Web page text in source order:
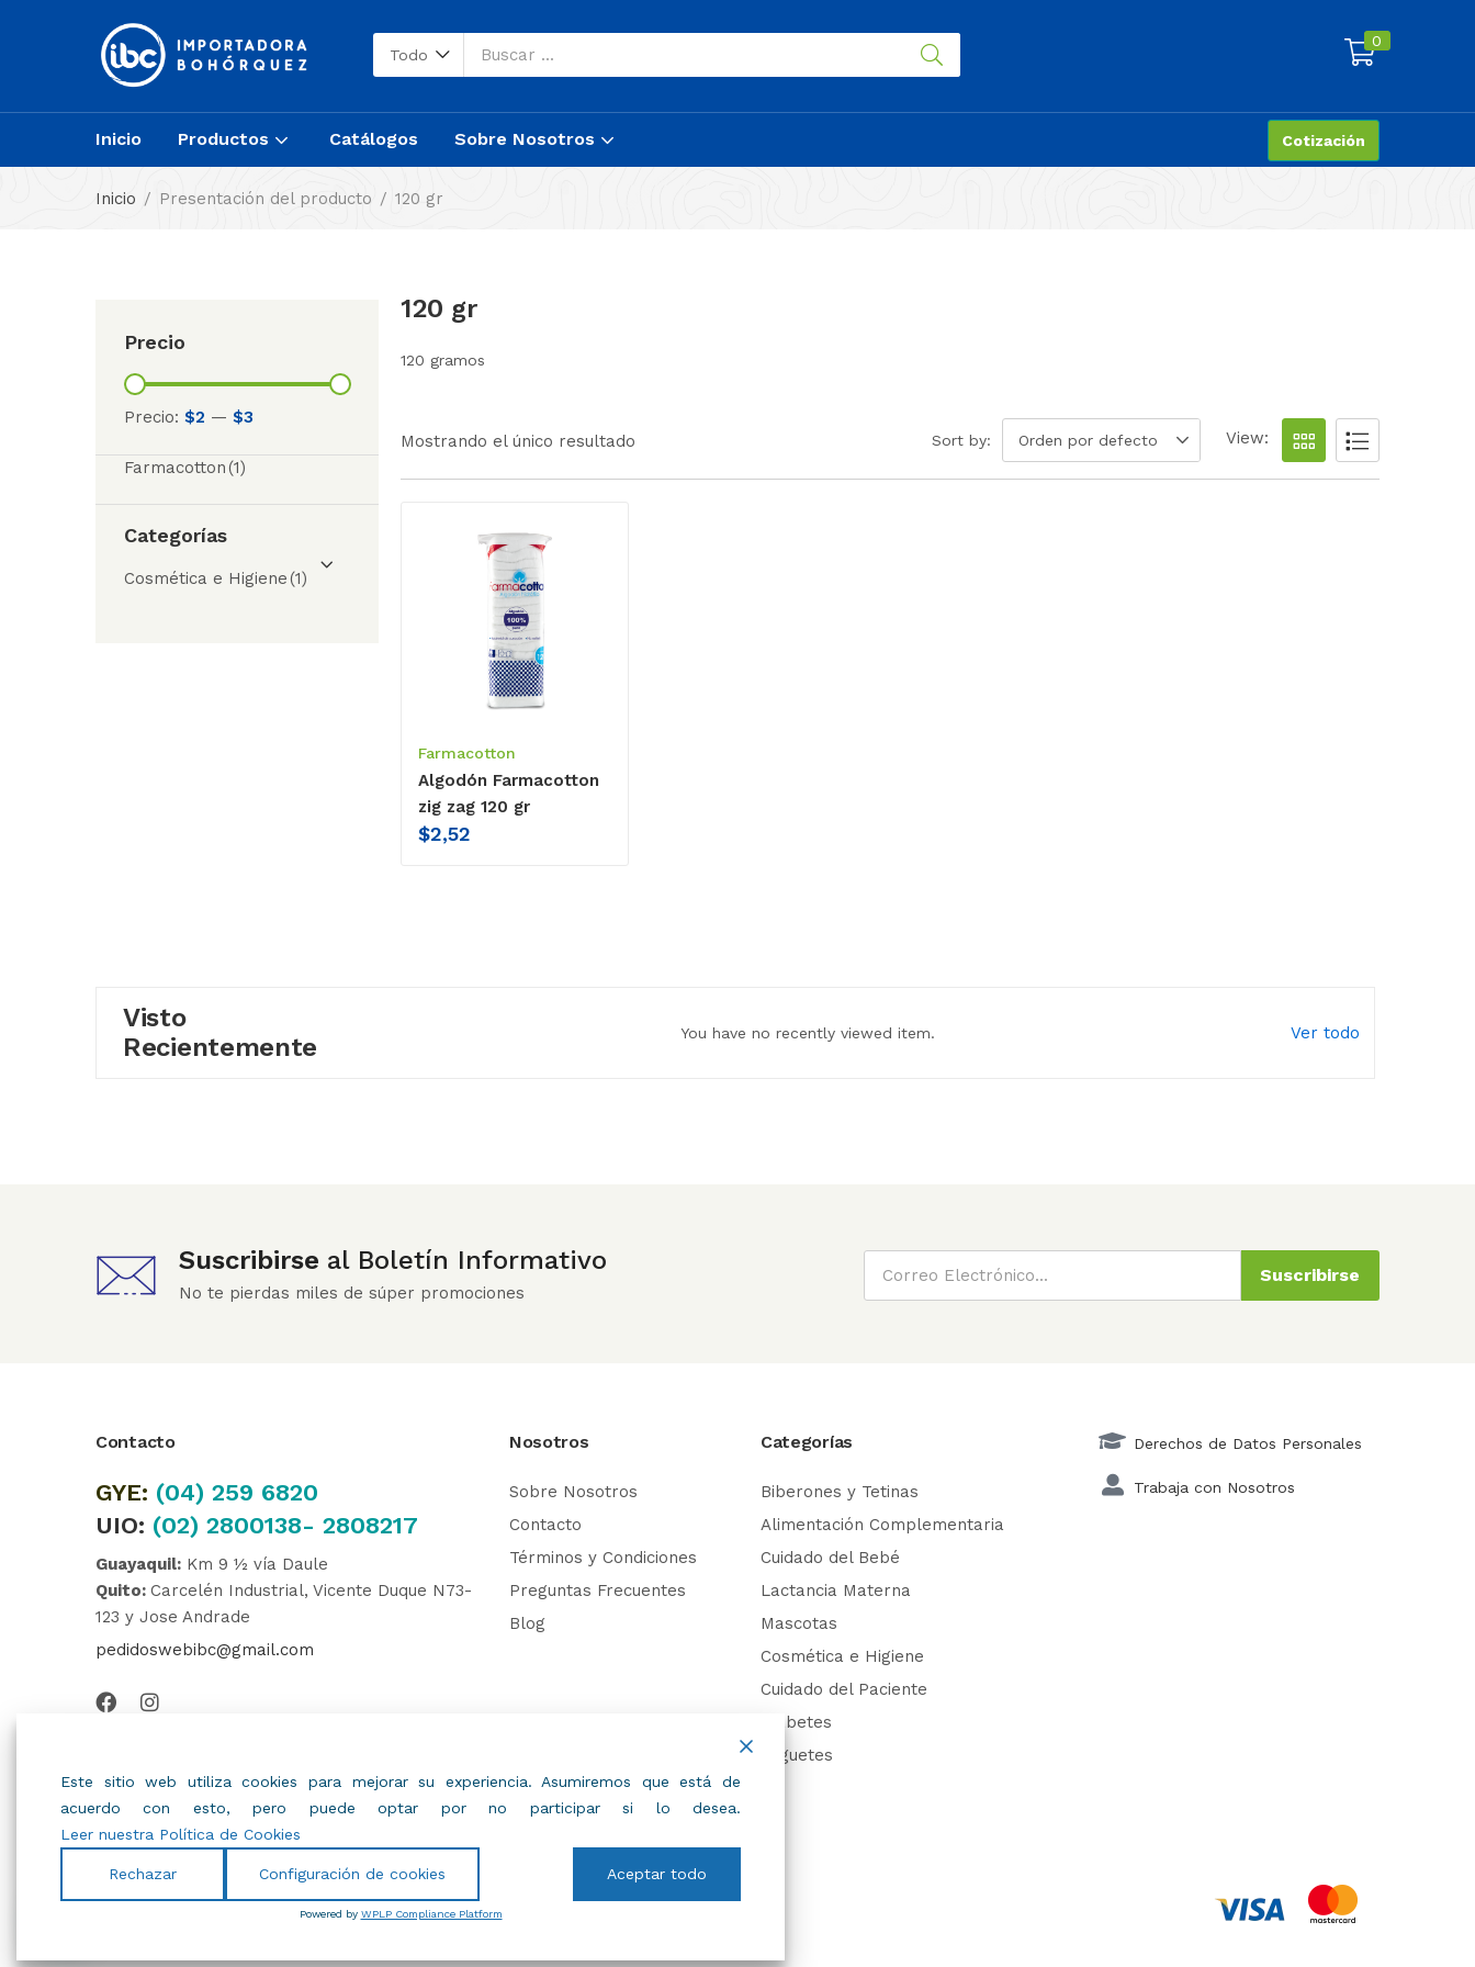
Todo
0
Inicio Productos Catálogos Sobre Nosotros Cotización
Inicio Presentación del producto 120 gr
Precio
Precio: $2 — $3
Farmacotton(1)
Categorías
Cosmética e Higiene(1)
120 gr
120 gramos
Mostrando el único resultado Sort by: Orden por defecto View:
Farmacotton
Algodón Farmacotton
zig zag 120 gr
$2,52
Visto
Recientemente
You have no recently viewed item. Ver todo
Suscribirse al Boletín Informativo
No te pierdas miles de súper promociones
Suscribirse
Contacto
GYE: (04) 259 6820
UIO: (02) 2800138- 2808217
Guayaquil: Km 9 ½ vía Daule
Quito: Carcelén Industrial, Vicente Duque N73-
123 y Jose Andrade
pedidoswebibc@gmail.com
Nosotros
Sobre Nosotros
Contacto
Términos y Condiciones
Preguntas Frecuentes
Blog
Categorías
Biberones y Tetinas
Alimentación Complementaria
Cuidado del Bebé
Lactancia Materna
Mascotas
Cosmética e Higiene
Cuidado del Paciente
Diabetes
Juguetes
Derechos de Datos Personales
Trabaja con Nosotros
Todos Los Derechos Reservados.
Este sitio web utiliza cookies para mejorar su experiencia. Asumiremos que está de
acuerdo con esto, pero puede optar por no participar si lo desea.
Leer nuestra Política de Cookies
Rechazar Configuración de cookies Aceptar todo
Powered by WPLP Compliance Platform